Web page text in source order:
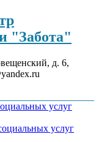
"Забота"
д. 6,
услуг
услуг